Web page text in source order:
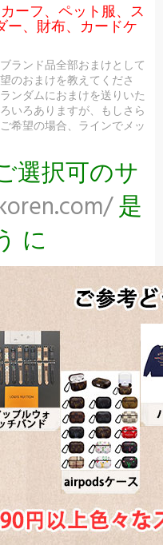
ーフ、ペット服、ス
ー、財布、カードケ
ランド品全部おまけとして
のおまけを教えてくださ
ンダムにおまけを送りいた
いろありますが、もしさら
希望の場合、ラインでメッ
選択可のサ
是
に